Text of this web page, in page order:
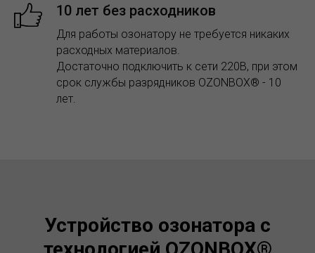
10 лет без расходников
Для работы озонатору не требуется никаких
расходных материалов.
Достаточно подключить к сети 220В, при этом
срок службы разрядников OZONBOX® - 10
лет.
Устройство озонатора с